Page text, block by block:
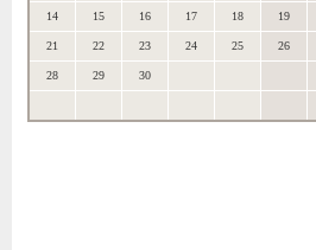
14 15 16 17 18 19
21 22 23 24 25 26
28 29 30